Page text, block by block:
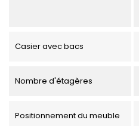
Casier avec bacs
Nombre d'étagères
Positionnement du meuble